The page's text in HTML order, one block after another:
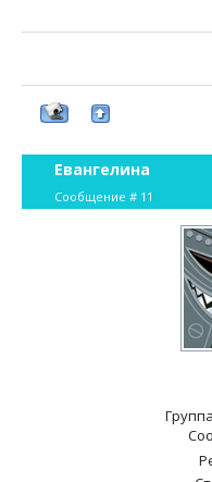
Евангелина
Сообщение # 11